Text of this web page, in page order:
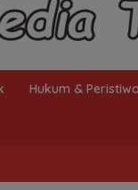
Hukum & Peristiwa